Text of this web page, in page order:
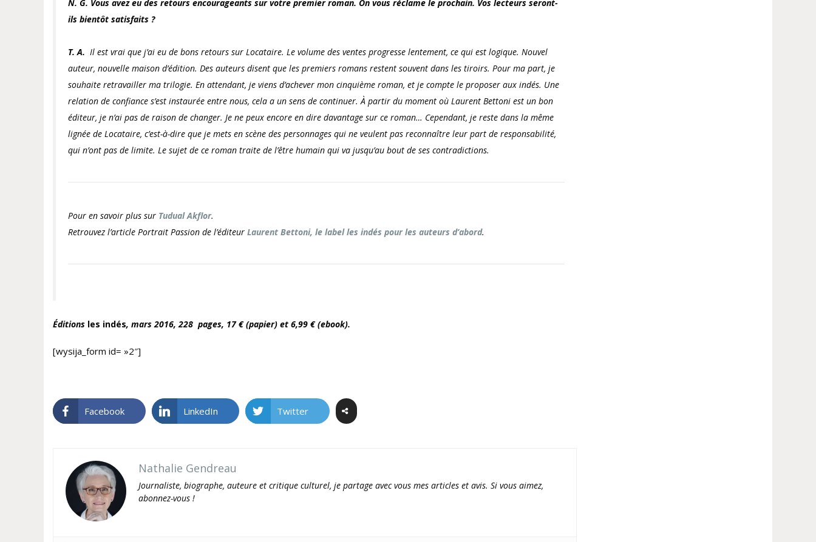
N. G. Vous avez eu des retours encourageants sur votre premier roman. On vous réclame le prochain. Vos lecteurs seront-
ils bientôt satisfaits ?
T. A. Il est vrai que j’ai eu de bons retours sur Locataire. Le volume des ventes progresse lentement, ce qui est logique. Nouvel
auteur, nouvelle maison d’édition. Des auteurs disent que les premiers romans restent souvent dans les tiroirs. Pour ma part, je
souhaite retravailler ma trilogie. En attendant, je viens d’achever mon cinquième roman, et je compte le proposer aux indés. Une
relation de confiance s’est instaurée entre nous, cela a un sens de continuer. À partir du moment où Laurent Bettoni est un bon
éditeur, je n’ai pas de raison de changer. Je ne peux encore en dire davantage sur ce roman… Cependant, je reste dans la même
lignée de Locataire, c’est-à-dire que je mets en scène des personnages qui ne veulent pas reconnaître leur part de responsabilité,
qui n’ont pas de limite. Le sujet de ce roman traite de l’être humain qui va jusqu’au bout de ses contradictions.
Pour en savoir plus sur Tudual Akflor.
Retrouvez l’article Portrait Passion de l’éditeur Laurent Bettoni, le label les indés pour les auteurs d’abord.
Éditions les indés, mars2016, 228 pages, 17 € (papier) et 6,99 € (ebook).
[wysija_form id= »2″]
Facebook LinkedIn Twitter
Nathalie Gendreau
Journaliste, biographe, auteure et critique culturel, je partage avec vous mes articles et avis. Si vous aimez,
abonnez-vous !